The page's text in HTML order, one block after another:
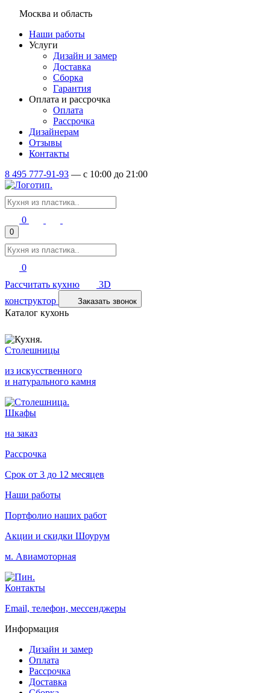
Москва и область
Наши работы
Услуги
Дизайн и замер
Доставка
Сборка
Гарантия
Оплата и рассрочка
Оплата
Рассрочка
Дизайнерам
Отзывы
Контакты
8 495 777-91-93 — c 10:00 до 21:00
0
0
0
Рассчитать кухню
3D
конструктор
Заказать звонок
Каталог кухонь
Столешницы
из искусственного
и натурального камня
Шкафы
на заказ
Рассрочка
Срок от 3 до 12 месяцев
Наши работы
Портфолио наших работ
Акции и скидки Шоурум
м. Авиамоторная
Контакты
Email, телефон, мессенджеры
Информация
Дизайн и замер
Оплата
Рассрочка
Доставка